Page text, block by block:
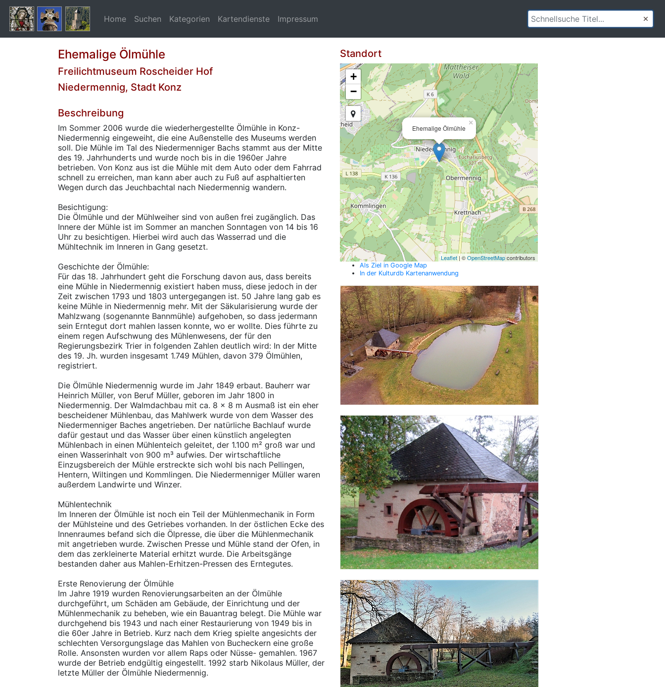
Home Suchen Kategorien Kartendienste Impressum
Ehemalige Ölmühle
Freilichtmuseum Roscheider Hof
Niedermennig, Stadt Konz
Beschreibung
Im Sommer 2006 wurde die wiederhergestellte Ölmühle in Konz-
Niedermennig eingeweiht, die eine Außenstelle des Museums werden
soll. Die Mühle im Tal des Niedermenniger Bachs stammt aus der Mitte
des 19. Jahrhunderts und wurde noch bis in die 1960er Jahre
betrieben. Von Konz aus ist die Mühle mit dem Auto oder dem Fahrrad
schnell zu erreichen, man kann aber auch zu Fuß auf asphaltierten
Wegen durch das Jeuchbachtal nach Niedermennig wandern.
Besichtigung:
Die Ölmühle und der Mühlweiher sind von außen frei zugänglich. Das
Innere der Mühle ist im Sommer an manchen Sonntagen von 14 bis 16
Uhr zu besichtigen. Hierbei wird auch das Wasserrad und die
Mühltechnik im Inneren in Gang gesetzt.
Geschichte der Ölmühle:
Für das 18. Jahrhundert geht die Forschung davon aus, dass bereits
eine Mühle in Niedermennig existiert haben muss, diese jedoch in der
Zeit zwischen 1793 und 1803 untergegangen ist. 50 Jahre lang gab es
keine Mühle in Niedermennig mehr. Mit der Säkularisierung wurde der
Mahlzwang (sogenannte Bannmühle) aufgehoben, so dass jedermann
sein Erntegut dort mahlen lassen konnte, wo er wollte. Dies führte zu
einem regen Aufschwung des Mühlenwesens, der für den
Regierungsbezirk Trier in folgenden Zahlen deutlich wird: In der Mitte
des 19. Jh. wurden insgesamt 1.749 Mühlen, davon 379 Ölmühlen,
registriert.
Die Ölmühle Niedermennig wurde im Jahr 1849 erbaut. Bauherr war
Heinrich Müller, von Beruf Müller, geboren im Jahr 1800 in
Niedermennig. Der Walmdachbau mit ca. 8 x 8 m Ausmaß ist ein eher
bescheidener Mühlenbau, das Mahlwerk wurde von dem Wasser des
Niedermenniger Baches angetrieben. Der natürliche Bachlauf wurde
dafür gestaut und das Wasser über einen künstlich angelegten
Mühlenbach in einen Mühlenteich geleitet, der 1.100 m² groß war und
einen Wasserinhalt von 900 m³ aufwies. Der wirtschaftliche
Einzugsbereich der Mühle erstreckte sich wohl bis nach Pellingen,
Hentern, Wiltingen und Kommlingen. Die Niedermenniger Müller waren
außerdem Landwirte und Winzer.
Mühlentechnik
Im Inneren der Ölmühle ist noch ein Teil der Mühlenmechanik in Form
der Mühlsteine und des Getriebes vorhanden. In der östlichen Ecke des
Innenraumes befand sich die Ölpresse, die über die Mühlenmechanik
mit angetrieben wurde. Zwischen Presse und Mühle stand der Ofen, in
dem das zerkleinerte Material erhitzt wurde. Die Arbeitsgänge
bestanden daher aus Mahlen-Erhitzen-Pressen des Erntegutes.
Erste Renovierung der Ölmühle
Im Jahre 1919 wurden Renovierungsarbeiten an der Ölmühle
durchgeführt, um Schäden am Gebäude, der Einrichtung und der
Mühlenmechanik zu beheben, wie ein Bauantrag belegt. Die Mühle war
durchgehend bis 1943 und nach einer Restaurierung von 1949 bis in
die 60er Jahre in Betrieb. Kurz nach dem Krieg spielte angesichts der
schlechten Versorgungslage das Mahlen von Bucheckern eine große
Rolle. Ansonsten wurden vor allem Raps oder Nüsse- gemahlen. 1967
wurde der Betrieb endgültig eingestellt. 1992 starb Nikolaus Müller, der
letzte Müller der Ölmühle Niedermennig.
Standort
Ehemalige Ölmühle
×
+
−
Leaflet| ©OpenStreetMapcontributors
Als Ziel in Google Map
In der Kulturdb Kartenanwendung